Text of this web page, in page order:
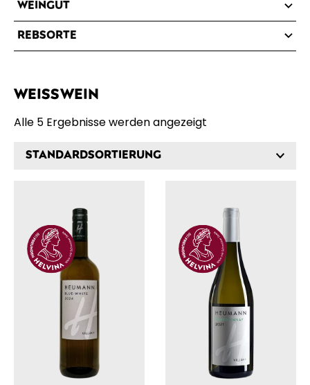
WEINGUT
REBSORTE
WEISSWEIN
Alle 5 Ergebnisse werden angezeigt